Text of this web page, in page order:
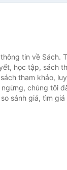
tin về Sách.
học tập, sách
tham khảo,
chúng tôi
sánh giá, tìm